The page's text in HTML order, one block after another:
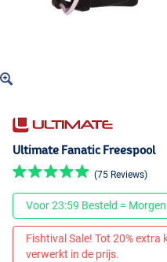
Ultimate Fanatic Freespool
(75 Reviews)
Voor 23:59 Besteld =
Fishtival Sale! Tot 20%
verwerkt in de prijs.